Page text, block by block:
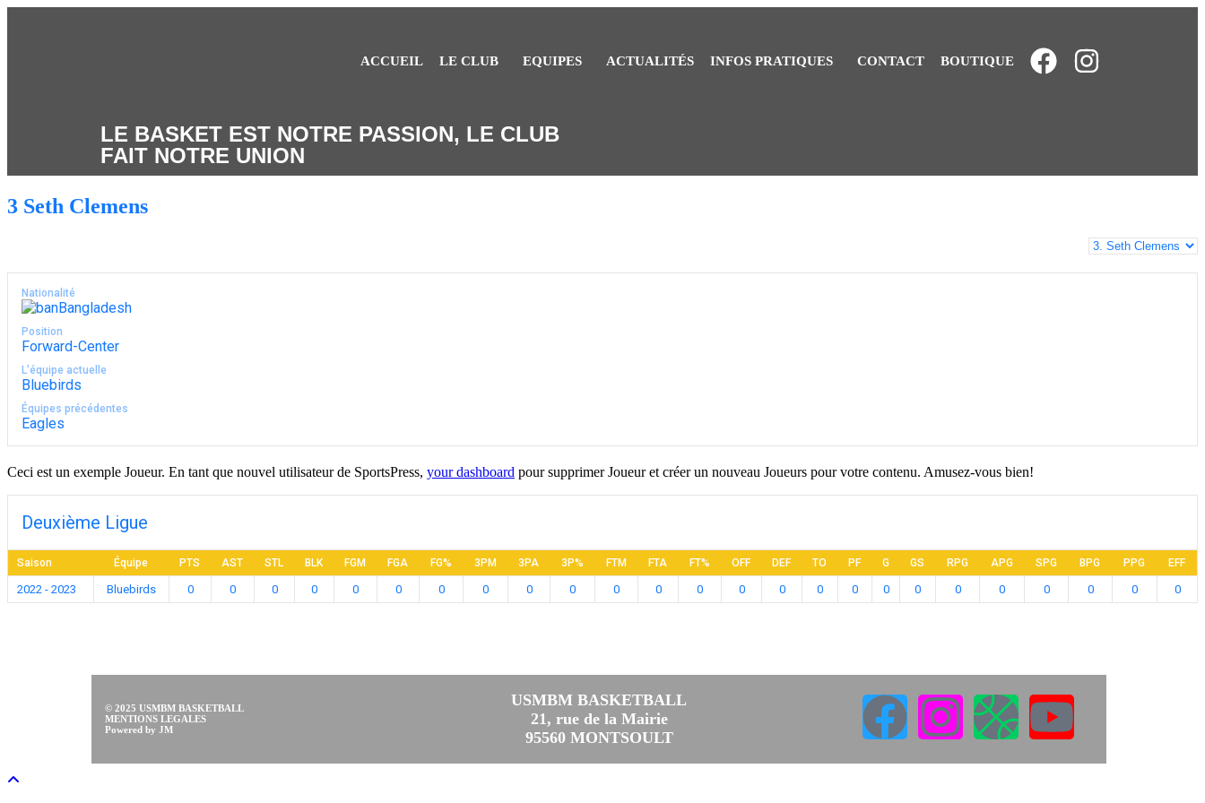
ACCUEIL LE CLUB EQUIPES ACTUALITÉS INFOS PRATIQUES CONTACT BOUTIQUE
LE BASKET EST NOTRE PASSION, LE CLUB
FAIT NOTRE UNION
3 Seth Clemens
Nationalité
Bangladesh
Position
Forward-Center
L'équipe actuelle
Bluebirds
Équipes précédentes
Eagles
Ceci est un exemple Joueur. En tant que nouvel utilisateur de SportsPress, your dashboard pour supprimer Joueur et créer un nouveau Joueurs pour votre contenu. Amusez-vous bien!
Deuxième Ligue
Saison Équipe PTS AST STL BLK FGM FGA FG% 3PM 3PA 3P% FTM FTA FT% OFF DEF TO PF G GS RPG APG SPG BPG PPG EFF
2022 - 2023 Bluebirds 0 0 0 0 0 0 0 0 0 0 0 0 0 0 0 0 0 0 0 0 0 0 0 0 0
© 2025 USMBM BASKETBALL
MENTIONS LEGALES
Powered by JM
USMBM BASKETBALL
21, rue de la Mairie
95560 MONTSOULT